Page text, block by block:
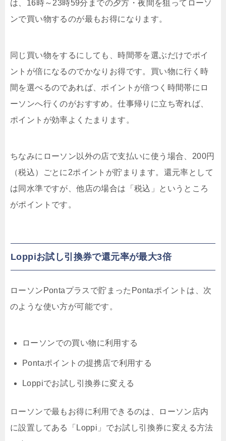
は、 16時～23時59分までの夕方・夜間を狙ってローソ
ンで買い物するのが最もお得になります。
同じ買い物をするにしても、時間帯を選ぶだけでポイ
ントが倍になるのでかなりお得です。買い物に行く時
間を選べるのであれば、ポイントが倍つく時間帯にロ
ーソンへ行くのがおすすめ。仕事帰りに立ち寄れば、
ポイントが効率よくたまります。
ちなみにローソン以外の店で支払いに使う場合、200円
（税込）ごとに2ポイントが貯まります。還元率として
は同水準ですが、他店の場合は「税込」というところ
がポイントです。
Loppiお試し引換券で還元率が最大3倍
ローソンPontaプラスで貯まったPontaポイントは、次
のような使い方が可能です。
ローソンでの買い物に利用する
Pontaポイントの提携店で利用する
Loppiでお試し引換券に変える
ローソンで最もお得に利用できるのは、ローソン店内
に設置してある「Loppi」でお試し引換券に変える方法